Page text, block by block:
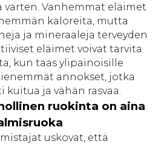
varten. Vanhemmat eläimet
kaloreita, mutta
ja mineraaleja terveyden
eläimet voivat tarvita
kun taas ylipainoisille
annokset, jotka
kuitua ja vähän rasvaa.
ruokinta on aina
uskovat, että